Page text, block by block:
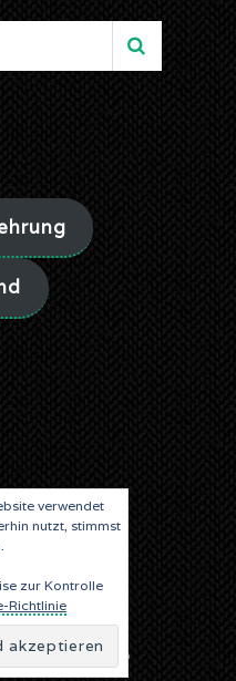
SINCE 2019
verwendet
nutzt, stimmst
zur Kontrolle
Richtlinie